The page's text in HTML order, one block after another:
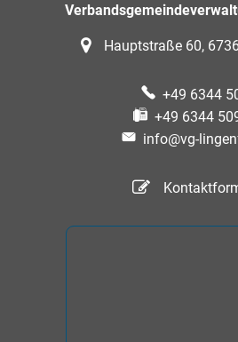
Hauptstraße 60,
+49 6344
+49 6344
info@vg-